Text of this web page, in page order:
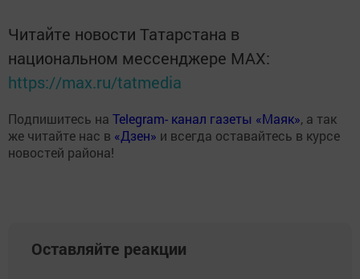
Читайте новости Татарстана в
национальном мессенджере MАХ:
https://max.ru/tatmedia
Подпишитесь на Telegram- канал газеты «Маяк», а так
же читайте нас в «Дзен» и всегда оставайтесь в курсе
новостей района!
Оставляйте реакции